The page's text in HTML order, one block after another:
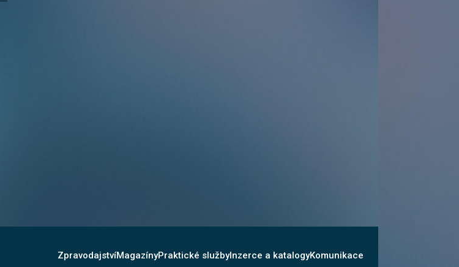
ZpravodajstvíMagazínyPraktické službyInzerce a katalogyKomunikace